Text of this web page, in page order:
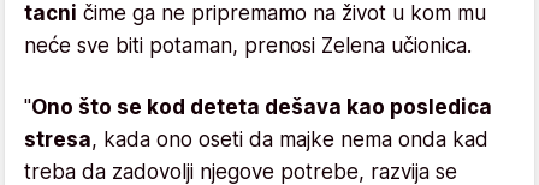
tacni čime ga ne pripremamo na život u kom mu
neće sve biti potaman, prenosi Zelena učionica.
"Ono što se kod deteta dešava kao posledica
stresa, kada ono oseti da majke nema onda kad
treba da zadovolji njegove potrebe, razvija se